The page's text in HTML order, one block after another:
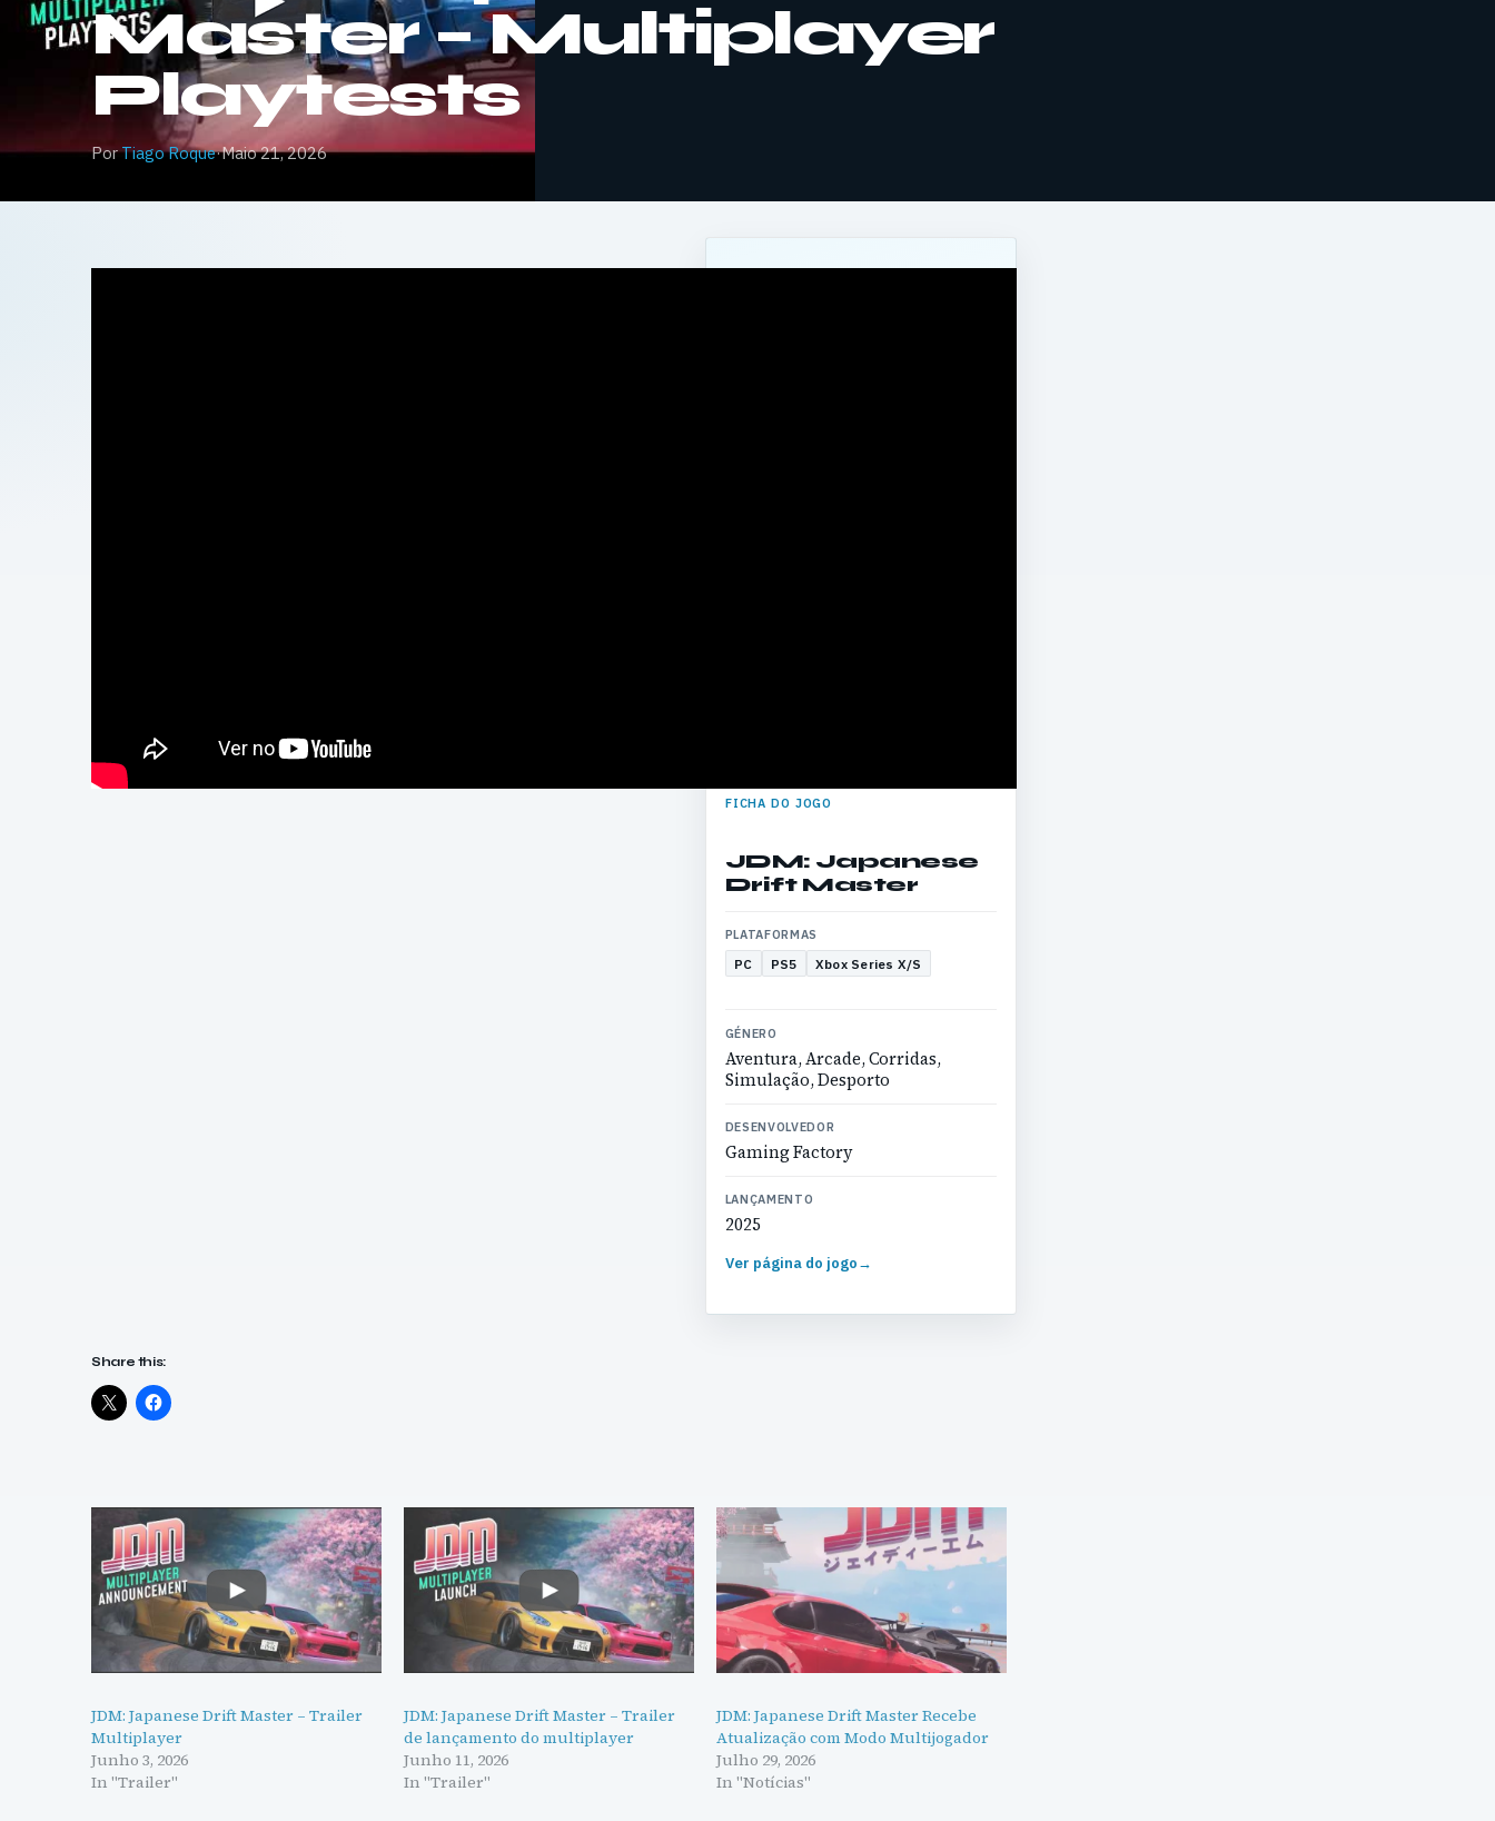
Master – Multiplayer
Playtests
PorTiago Roque·Maio 21, 2026
FICHA DO JOGO
JDM: Japanese
Drift Master
PLATAFORMAS
PC PS5 Xbox Series X/S
GÉNERO
Aventura, Arcade, Corridas,
Simulação, Desporto
DESENVOLVEDOR
Gaming Factory
LANÇAMENTO
2025
Ver página do jogo→
Share this:
JDM: Japanese Drift Master – Trailer
Multiplayer
Junho 3, 2026
In "Trailer"
JDM: Japanese Drift Master – Trailer
de lançamento do multiplayer
Junho 11, 2026
In "Trailer"
JDM: Japanese Drift Master Recebe
Atualização com Modo Multijogador
Julho 29, 2026
In "Notícias"